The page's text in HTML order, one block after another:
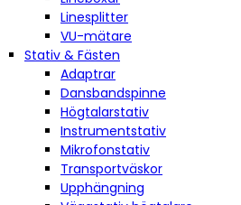
Linesplitter
VU-mätare
Stativ & Fästen
Adaptrar
Dansbandspinne
Högtalarstativ
Instrumentstativ
Mikrofonstativ
Transportväskor
Upphängning